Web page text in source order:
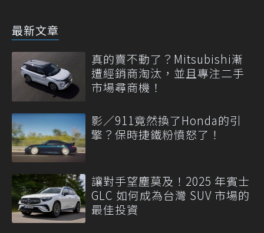
最新文章
真的賣不動了？Mitsubishi漸
遭經銷商淘汰，並且專注二手
市場尋商機！
影／911竟然換了Honda的引
擎？保時捷鐵粉憤怒了！
讓對手望塵莫及！2025 年賓士
GLC 如何成為台灣 SUV 市場的
最佳投資